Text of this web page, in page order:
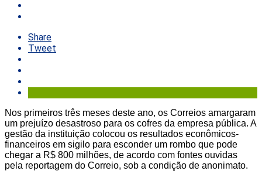
Share
Tweet
Nos primeiros três meses deste ano, os Correios amargaram
um prejuízo desastroso para os cofres da empresa pública. A
gestão da instituição colocou os resultados econômicos-
financeiros em sigilo para esconder um rombo que pode
chegar a R$ 800 milhões, de acordo com fontes ouvidas
pela reportagem do Correio, sob a condição de anonimato.